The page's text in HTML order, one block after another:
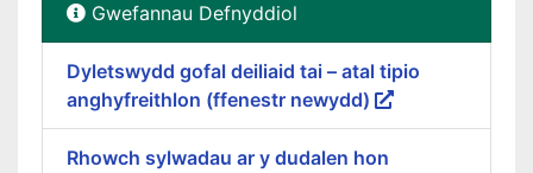
Gwefannau Defnyddiol
Dyletswydd gofal deiliaid tai – atal tipio
anghyfreithlon (ffenestr newydd)
Rhowch sylwadau ar y dudalen hon